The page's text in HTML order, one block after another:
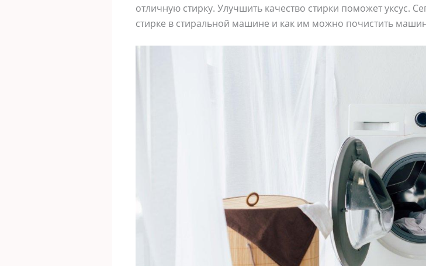
отличную стирку. Улучшить качество стирки поможет уксус.
стирке в стиральной машине и как им можно почистить